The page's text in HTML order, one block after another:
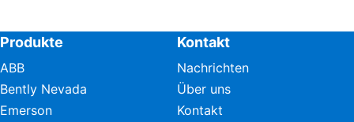
Produkte
ABB
Bently Nevada
Emerson
Kontakt
Nachrichten
Über uns
Kontakt